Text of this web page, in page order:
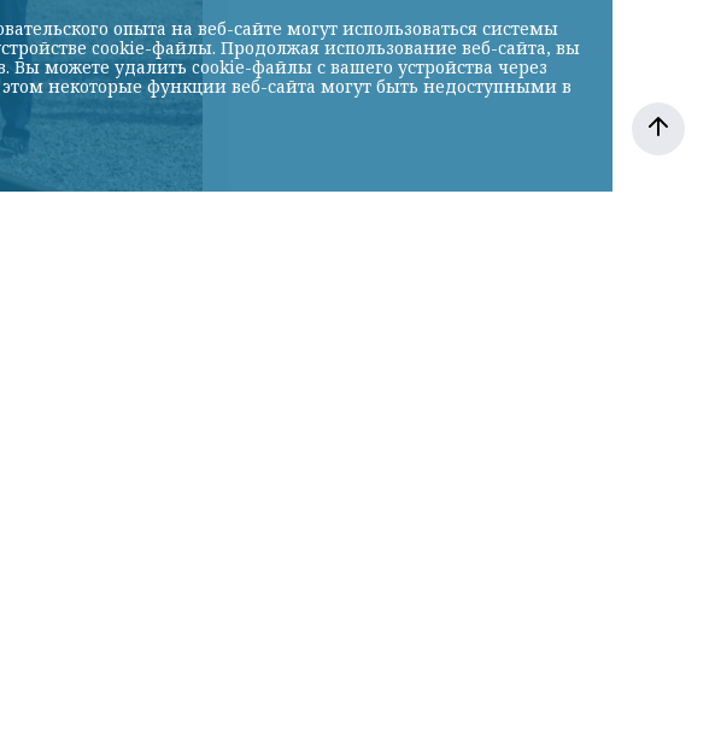
опыта на веб-сайте могут использоваться системы
cookie-файлы. Продолжая использование веб-сайта, вы
можете удалить cookie-файлы с вашего устройства через
некоторые функции веб-сайта могут быть недоступными в